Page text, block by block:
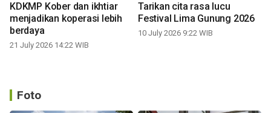
KDKMP Kober dan ikhtiar
menjadikan koperasi lebih
berdaya
21 July 2026 14:22 WIB
Tarikan cita rasa lucu
Festival Lima Gunung 2026
10 July 2026 9:22 WIB
Foto